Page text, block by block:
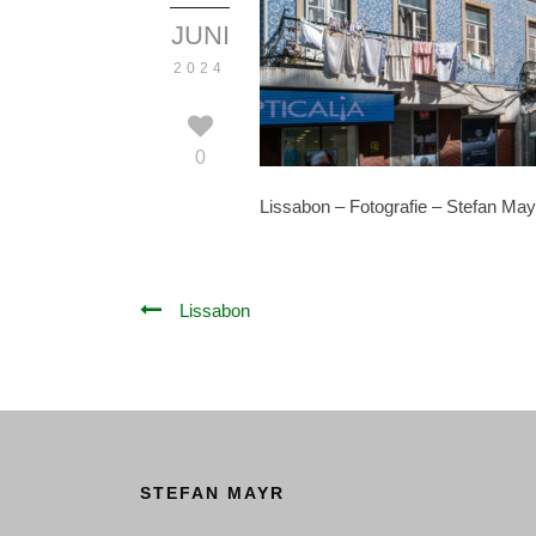
JUNI
2024
0
Lissabon – Fotografie – Stefan
Lissabon
STEFAN MAYR